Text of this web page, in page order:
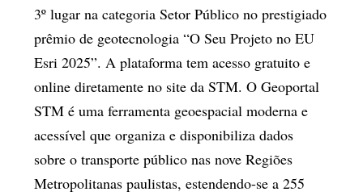
3º lugar na categoria Setor Público no prestigiado
prêmio de geotecnologia “O Seu Projeto no EU
Esri 2025”. A plataforma tem acesso gratuito e
online diretamente no site da STM. O Geoportal
STM é uma ferramenta geoespacial moderna e
acessível que organiza e disponibiliza dados
sobre o transporte público nas nove Regiões
Metropolitanas paulistas, estendendo-se a 255